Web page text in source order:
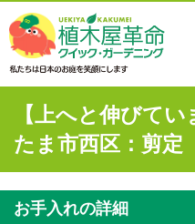
【上へと伸びて
たま市西区：剪定
お手入れの詳細